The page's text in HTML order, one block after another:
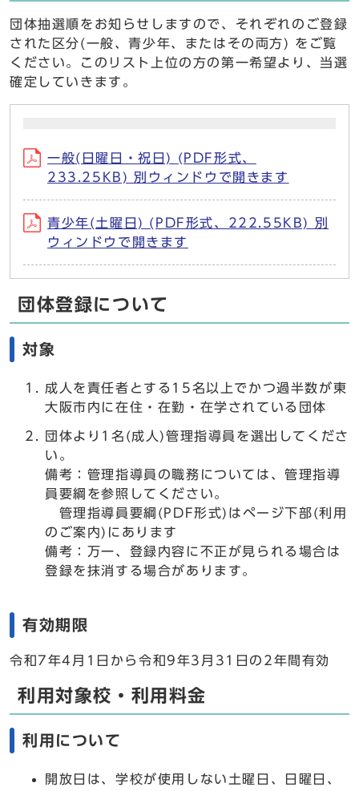
団体抽選順をお知らせしますので、それぞれのご登録
された区分(⼀般、⻘少年、またはその両⽅) をご覧
ください。このリスト上位の⽅の第⼀希望より、当選
確定していきます。
一般(日曜日・祝日) (PDF形式、
233.25KB) 別ウィンドウで開きます
青少年(土曜日) (PDF形式、222.55KB) 別
ウィンドウで開きます
団体登録について
対象
成人を責任者とする15名以上でかつ過半数が東
大阪市内に在住・在勤・在学されている団体
団体より1名(成人)管理指導員を選出してくださ
い。
備考：管理指導員の職務については、管理指導
員要綱を参照してください。
管理指導員要綱(PDF形式)はページ下部(利用
のご案内)にあります
備考：万一、登録内容に不正が見られる場合は
登録を抹消する場合があります。
有効期限
令和7年4月1日から令和9年3月31日の2年間有効
利用対象校・利用料金
利用について
開放日は、学校が使用しない土曜日、日曜日、